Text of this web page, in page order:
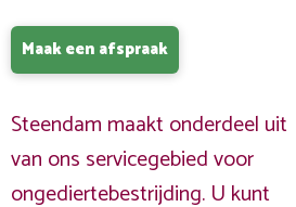
Maak een afspraak
Steendam maakt onderdeel uit
van ons servicegebied voor
ongediertebestrijding. U kunt